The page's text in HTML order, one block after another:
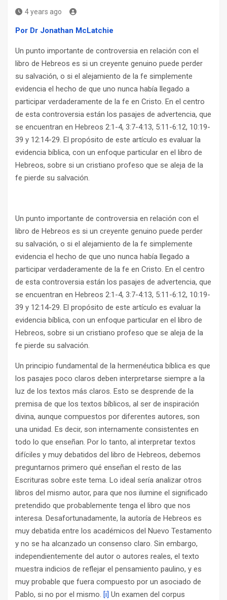
4 years ago
Por Dr Jonathan McLatchie
Un punto importante de controversia en relación con el
libro de Hebreos es si un creyente genuino puede perder
su salvación, o si el alejamiento de la fe simplemente
evidencia el hecho de que uno nunca había llegado a
participar verdaderamente de la fe en Cristo. En el centro
de esta controversia están los pasajes de advertencia, que
se encuentran en Hebreos 2:1-4, 3:7-4:13, 5:11-6:12, 10:19-
39 y 12:14-29. El propósito de este artículo es evaluar la
evidencia bíblica, con un enfoque particular en el libro de
Hebreos, sobre si un cristiano profeso que se aleja de la
fe pierde su salvación.
Un punto importante de controversia en relación con el
libro de Hebreos es si un creyente genuino puede perder
su salvación, o si el alejamiento de la fe simplemente
evidencia el hecho de que uno nunca había llegado a
participar verdaderamente de la fe en Cristo. En el centro
de esta controversia están los pasajes de advertencia, que
se encuentran en Hebreos 2:1-4, 3:7-4:13, 5:11-6:12, 10:19-
39 y 12:14-29. El propósito de este artículo es evaluar la
evidencia bíblica, con un enfoque particular en el libro de
Hebreos, sobre si un cristiano profeso que se aleja de la
fe pierde su salvación.
Un principio fundamental de la hermenéutica bíblica es que
los pasajes poco claros deben interpretarse siempre a la
luz de los textos más claros. Esto se desprende de la
premisa de que los textos bíblicos, al ser de inspiración
divina, aunque compuestos por diferentes autores, son
una unidad. Es decir, son internamente consistentes en
todo lo que enseñan. Por lo tanto, al interpretar textos
difíciles y muy debatidos del libro de Hebreos, debemos
preguntarnos primero qué enseñan el resto de las
Escrituras sobre este tema. Lo ideal sería analizar otros
libros del mismo autor, para que nos ilumine el significado
pretendido que probablemente tenga el libro que nos
interesa. Desafortunadamente, la autoría de Hebreos es
muy debatida entre los académicos del Nuevo Testamento
y no se ha alcanzado un consenso claro. Sin embargo,
independientemente del autor o autores reales, el texto
muestra indicios de reflejar el pensamiento paulino, y es
muy probable que fuera compuesto por un asociado de
Pablo, si no por el mismo. [i] Un examen del corpus